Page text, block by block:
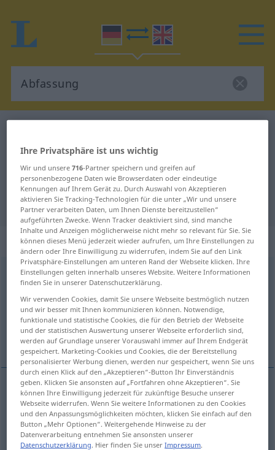
Deutsch-Englisch Übersetzung für
"Abfassung"
"Abfassung" Englisch Übersetzung
„Abfassung“: Femininum
Abfassungf <Abfassung; Abfassungen >
Übersicht aller Übersetzungen
(Für mehr Details die Übersetzung anklicken/antippen)
composition draft
composition AbfassungVerfassen
Ihre Privatsphäre ist uns wichtig
Wir und unsere716-Partner speichern und greifen auf
personenbezogene Daten wie Browserdaten oder eindeutige
Kennungen auf Ihrem Gerät zu. Durch Auswahl von Akzeptieren
aktivieren Sie Tracking-Technologien für die unter „Wir und unsere
Partner verarbeiten Daten, um Ihnen Dienste bereitzustellen“
aufgeführten Zwecke. Wenn Tracker deaktiviert sind, sind manche
Inhalte und Anzeigen möglicherweise nicht mehr so relevant für Sie. Sie
können dieses Menü jederzeit wieder aufrufen, um Ihre Einstellungen zu
ändern oder Ihre Einwilligung zu widerrufen, indem Sie auf den Link
Privatsphäre-Einstellungen am unteren Rand der Webseite klicken. Ihre
Einstellungen gelten innerhalb unseres Website. Weitere Informationen
finden Sie in unserer Datenschutzerklärung.
Wir verwenden Cookies, damit Sie unsere Webseite bestmöglich nutzen
und wir besser mit Ihnen kommunizieren können. Notwendige,
funktionale und statistische Cookies, die für den Betrieb der Webseite
und der statistischen Auswertung unserer Webseite erforderlich sind,
werden auf Grundlage unserer Vorauswahl immer auf Ihrem Endgerät
gespeichert. Marketing-Cookies und Cookies, die der Bereitstellung
personalisierter Werbung dienen, werden nur gespeichert, wenn Sie uns
durch einen Klick auf den „Akzeptieren“-Button Ihr Einverständnis
geben. Klicken Sie ansonsten auf „Fortfahren ohne Akzeptieren“. Sie
können Ihre Einwilligung jederzeit für zukünftige Besuche unserer
Webseite widerrufen. Wenn Sie weitere Informationen zu den Cookies
und den Anpassungsmöglichkeiten möchten, klicken Sie einfach auf den
Button „Mehr Optionen“. Weitergehende Hinweise zu der
Datenverarbeitung entnehmen Sie ansonsten unserer
Datenschutzerklärung. Hier finden Sie unserImpressum.